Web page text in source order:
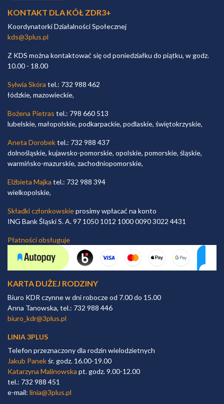
KONTAKT DLA KÓŁ ZDR3+
Koordynatorki Działalności Społecznej
kds@3plus.pl
Z KDS można kontaktować się od poniedziałku do piątku, w godz.
10.00 - 18.00
Sylwia Skóra tel.: 732 988 462
łódzkie, mazowieckie,
Bożena Pietras tel.: 798 660 513
lubelskie, małopolskie, podkarpackie, podlaskie, świętokrzyskie,
Aneta Dorobektel.: 732 988 437
dolnośląskie, kujawsko-pomorskie, opolskie, pomorskie, śląskie,
warmińsko-mazurskie, zachodniopomorskie,
Elżbieta Majka tel.: 732 988 394
wielkopolskie,
Składki członkowskieprosimy wpłacać na konto
ING Bank Śląski S. A. 97 1050 1012 1000 0090 3022 4431
Płatności obsługuje
KARTA DUŻEJ RODZINY
Biuro KDR czynne w dni robocze od 7.00 do 15.00
Anna Tanowska, tel.: 732 988 446
biuro_kdr@3plus.pl
LINIA 3PLUS
Telefon przeznaczony dla rodzin wielodzietnych
Jakub Panekśr. godz. 16.00-19.00
Katarzyna Malinowska pt. godz. 9.00-12.00
tel.: 732 988 451
e-mail: linia@3plus.pl